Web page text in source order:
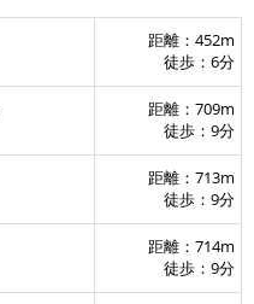
距離：452m
徒歩：6分
距離：709m
徒歩：9分
距離：713m
徒歩：9分
距離：714m
徒歩：9分